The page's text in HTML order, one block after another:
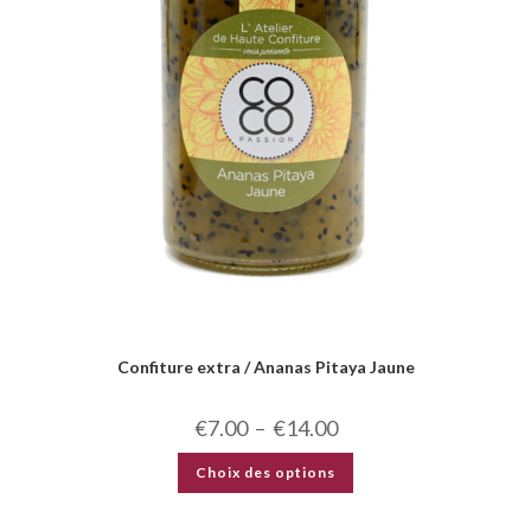
Confiture extra / Ananas Pitaya Jaune
€7.00 – €14.00
Choix des options